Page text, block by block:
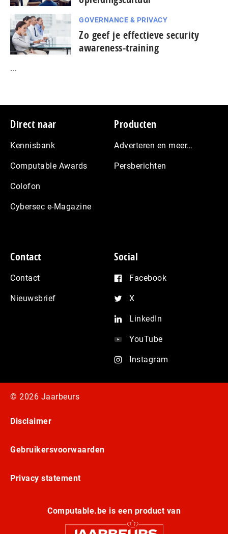
GOVERNANCE & PRIVACY
Zo geef je effectieve security
awareness-training
...
Footer
Direct naar
Kennisbank
Computable Awards
Colofon
Cybersec e-Magazine
Producten
Adverteren en meer…
Persberichten
Contact
Contact
Nieuwsbrief
Social
Facebook
X
LinkedIn
YouTube
Instagram
© 2026 Jaarbeurs
Disclaimer
Gebruikersvoorwaarden
Privacy statement
Computable.be is een product van